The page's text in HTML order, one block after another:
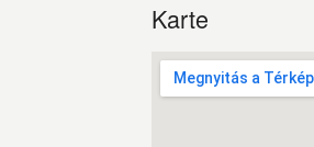
Karte